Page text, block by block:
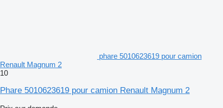
phare 5010623619 pour camion
Renault Magnum 2
10
Phare 5010623619 pour camion Renault Magnum 2